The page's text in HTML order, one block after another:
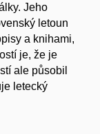
Jeho
letoun
a knihami,
je, že je
ale působil
letecký